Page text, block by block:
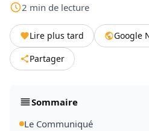
2 min de lecture
Lire plus tard Google
Partager
Sommaire
Le Communiqué